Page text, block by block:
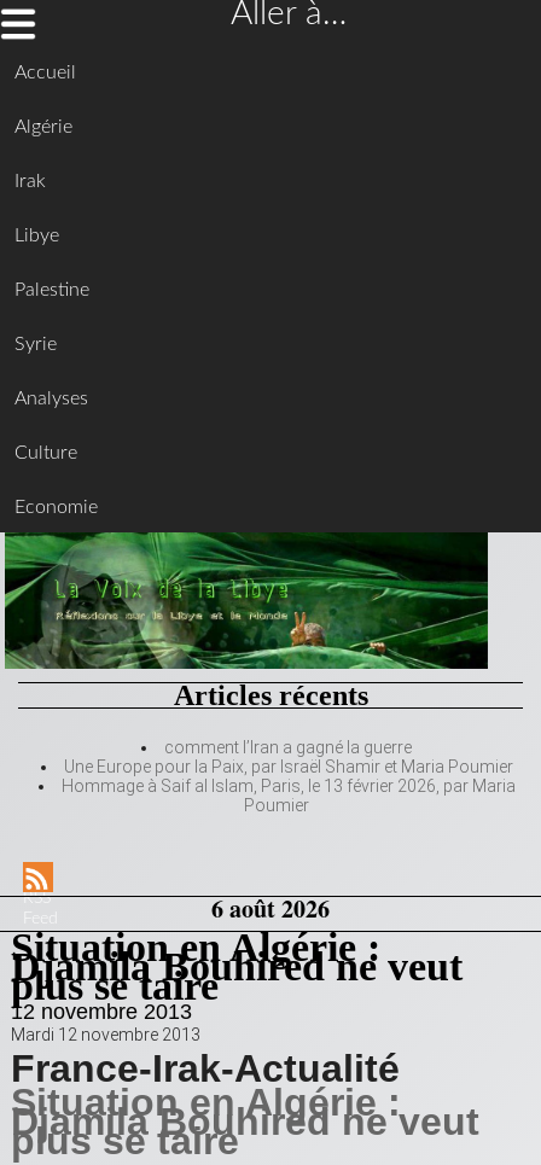
Aller à…
Accueil
Algérie
Irak
Libye
Palestine
Syrie
Analyses
Culture
Economie
Articles récents
comment l’Iran a gagné la guerre
Une Europe pour la Paix, par Israël Shamir et Maria Poumier
Hommage à Saif al Islam, Paris, le 13 février 2026, par Maria
Poumier
RSS
6 août 2026
Situation en Algérie :
Djamila Bouhired ne veut
plus se taire
12 novembre 2013
Mardi 12 novembre 2013
France-Irak-Actualité
Situation en Algérie :
Djamila Bouhired ne veut
plus se taire